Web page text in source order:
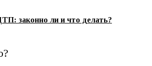
законно ли и что делать?